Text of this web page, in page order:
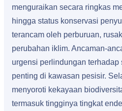
menguraikan secara ringkas
hingga status konservasi
terancam oleh perburuan,
perubahan iklim. Ancaman-
urgensi perlindungan terhadap
penting di kawasan pesisir.
menyoroti kekayaan
termasuk tingginya tingkat